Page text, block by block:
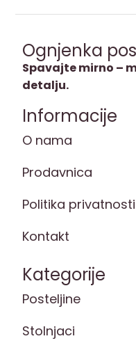
Ognjenka
Spavajte mirno –
detalju.
Informacije
O nama
Prodavnica
Politika
Kontakt
Kategorije
Posteljine
Stolnjaci